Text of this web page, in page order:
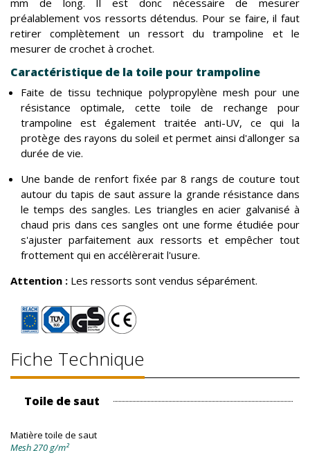
mm de long. Il est donc nécessaire de mesurer
préalablement vos ressorts détendus. Pour se faire, il faut
retirer complètement un ressort du trampoline et le
mesurer de crochet à crochet.
Caractéristique de la toile pour trampoline
Faite de tissu technique polypropylène mesh pour une
résistance optimale, cette toile de rechange pour
trampoline est également traitée anti-UV, ce qui la
protège des rayons du soleil et permet ainsi d'allonger sa
durée de vie.
Une bande de renfort fixée par 8 rangs de couture tout
autour du tapis de saut assure la grande résistance dans
le temps des sangles. Les triangles en acier galvanisé à
chaud pris dans ces sangles ont une forme étudiée pour
s'ajuster parfaitement aux ressorts et empêcher tout
frottement qui en accélèrerait l'usure.
Attention : Les ressorts sont vendus séparément.
Fiche Technique
Toile de saut
Matière toile de saut
Mesh 270 g/m²